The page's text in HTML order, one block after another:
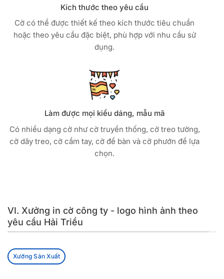
Kích thước theo yêu cầu
Cờ có thể được thiết kế theo kích thước tiêu chuẩn
hoặc theo yêu cầu đặc biệt, phù hợp với nhu cầu sử
dụng.
Làm được mọi kiểu dáng, mẫu mã
Có nhiều dạng cờ như cờ truyền thống, cờ treo tường,
cờ dây treo, cờ cầm tay, cờ để bàn và cờ phướn để lựa
chọn.
VI. Xưởng in cờ công ty - logo hình ảnh theo
yêu cầu Hải Triều
Xưởng Sản Xuất